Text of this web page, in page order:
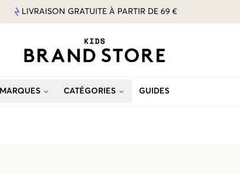
LIVRAISON GRATUITE À PARTIR DE 69 €
MARQUES CATÉGORIES GUIDES